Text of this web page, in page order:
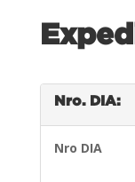
Nro. DIA:
Nro DIA